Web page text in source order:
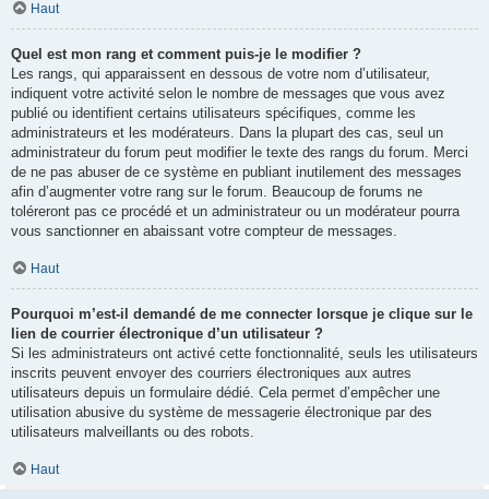
Haut
Quel est mon rang et comment puis-je le modifier ?
Les rangs, qui apparaissent en dessous de votre nom d’utilisateur,
indiquent votre activité selon le nombre de messages que vous avez
publié ou identifient certains utilisateurs spécifiques, comme les
administrateurs et les modérateurs. Dans la plupart des cas, seul un
administrateur du forum peut modifier le texte des rangs du forum. Merci
de ne pas abuser de ce système en publiant inutilement des messages
afin d’augmenter votre rang sur le forum. Beaucoup de forums ne
toléreront pas ce procédé et un administrateur ou un modérateur pourra
vous sanctionner en abaissant votre compteur de messages.
Haut
Pourquoi m’est-il demandé de me connecter lorsque je clique sur le
lien de courrier électronique d’un utilisateur ?
Si les administrateurs ont activé cette fonctionnalité, seuls les utilisateurs
inscrits peuvent envoyer des courriers électroniques aux autres
utilisateurs depuis un formulaire dédié. Cela permet d’empêcher une
utilisation abusive du système de messagerie électronique par des
utilisateurs malveillants ou des robots.
Haut